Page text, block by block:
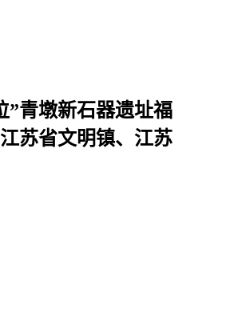
”青墩新石器遗址福
苏省文明镇、江苏